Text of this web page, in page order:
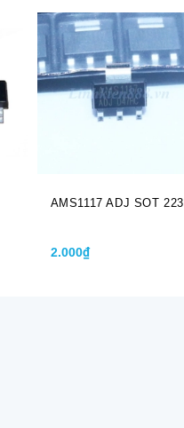
AMS1117 ADJ SOT 223
2.000₫